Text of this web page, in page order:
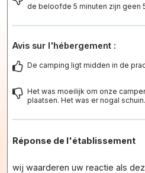
de beloofde 5 minuten zijn geen
Avis sur l'hébergement :
De camping ligt midden in de
Het was moeilijk om onze
plaatsen. Het was er nogal
Réponse de l'établissement
wij waarderen uw reactie als